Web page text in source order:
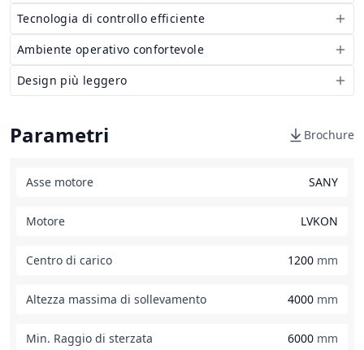
Tecnologia di controllo efficiente
Ambiente operativo confortevole
Design più leggero
Parametri Brochure
Asse motore SANY
Motore LVKON
Centro di carico 1200 mm
Altezza massima di sollevamento 4000 mm
Min. Raggio di sterzata 6000 mm